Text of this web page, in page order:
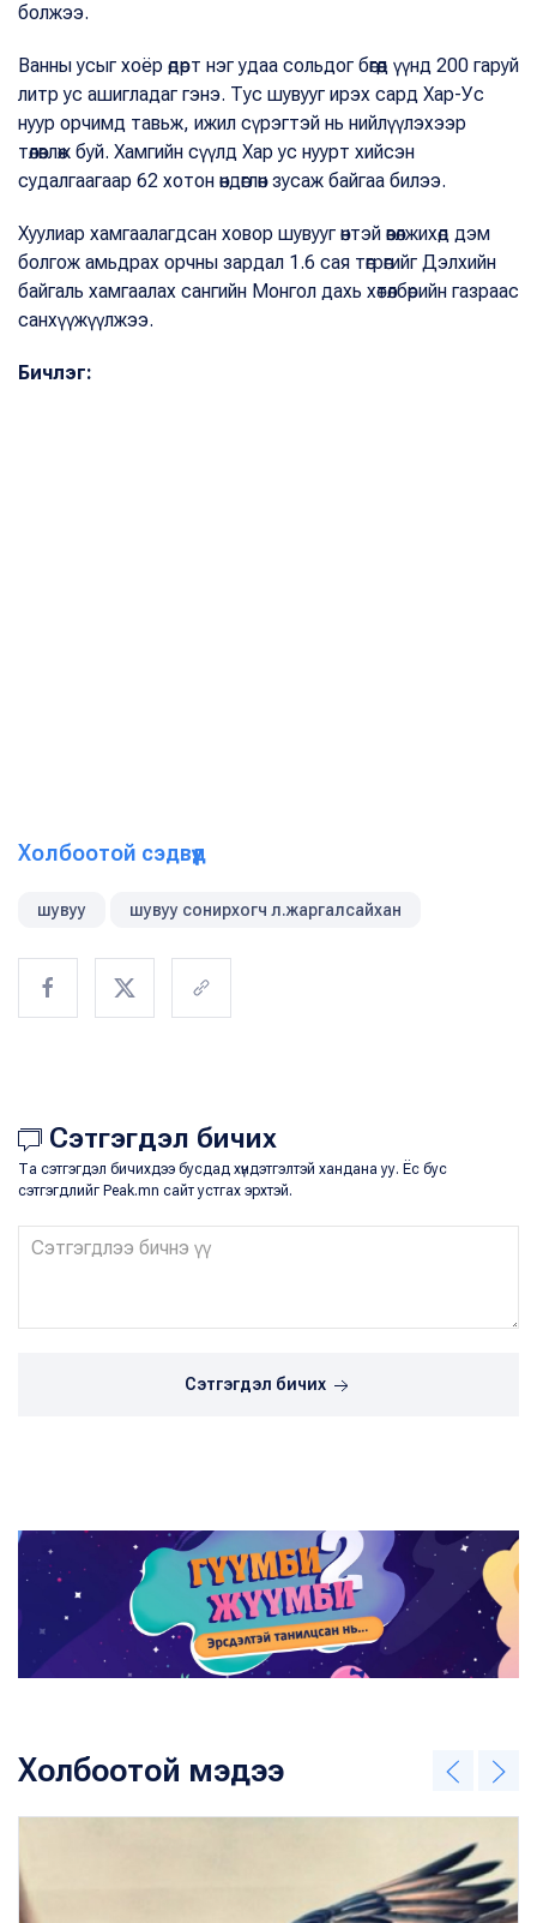
болжээ.
Ванны усыг хоёр өдөрт нэг удаа сольдог бөгөөд үүнд 200 гаруй
литр ус ашигладаг гэнэ. Тус шувууг ирэх сард Хар-Ус
нуур орчимд тавьж, ижил сүрэгтэй нь нийлүүлэхээр
төлөвлөж буй. Хамгийн сүүлд Хар ус нуурт хийсэн
судалгаагаар 62 хотон өндөглөн зусаж байгаа билээ.
Хуулиар хамгаалагдсан ховор шувууг өнтэй өвөлжихөд дэм
болгож амьдрах орчны зардал 1.6 сая төгрөгийг Дэлхийн
байгаль хамгаалах сангийн Монгол дахь хөтөлбөрийн газраас
санхүүжүүлжээ.
Бичлэг:
Холбоотой сэдвүүд
шувуу шувуу сонирхогч л.жаргалсайхан
Сэтгэгдэл бичих
Та сэтгэгдэл бичихдээ бусдад хүндэтгэлтэй хандана уу. Ёс бус
сэтгэгдлийг Peak.mn сайт устгах эрхтэй.
Сэтгэгдэл бичих
Холбоотой мэдээ